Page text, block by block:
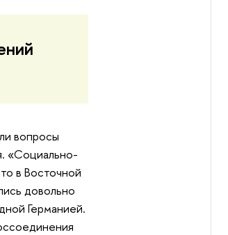
вопросы
«Социально-
в Восточной
довольно
Германией.